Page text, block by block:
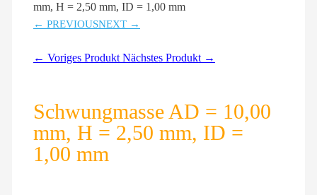
mm, H = 2,50 mm, ID = 1,00 mm
← PREVIOUSNEXT →
← Voriges Produkt Nächstes Produkt →
Schwungmasse AD = 10,00
mm, H = 2,50 mm, ID =
1,00 mm